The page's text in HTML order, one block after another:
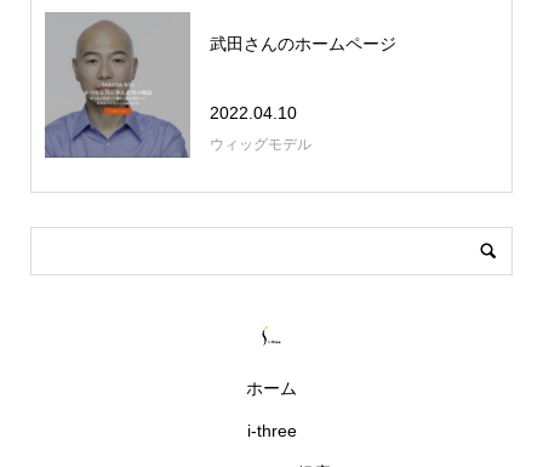
武田さんのホームページ
2022.04.10
ウィッグモデル
ホーム
i-three